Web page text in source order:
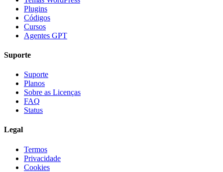
Plugins
Códigos
Cursos
Agentes GPT
Suporte
Suporte
Planos
Sobre as Licenças
FAQ
Status
Legal
Termos
Privacidade
Cookies